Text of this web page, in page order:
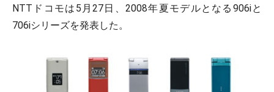
NTTドコモは5月27日、2008年夏モデルとなる906iと
706iシリーズを発表した。